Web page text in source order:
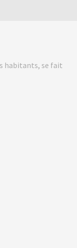
habitants, se fait